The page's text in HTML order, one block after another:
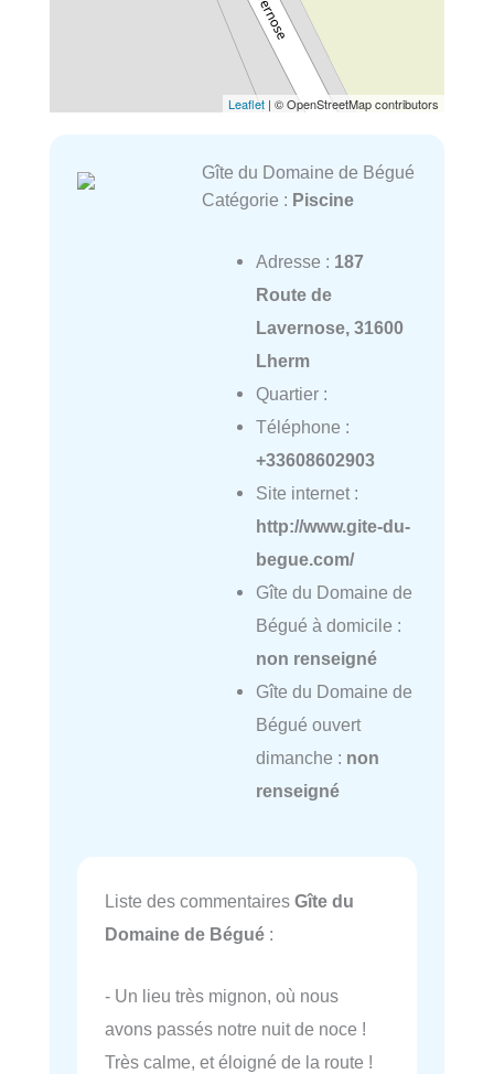
Leaflet | © OpenStreetMap contributors
Gîte du Domaine de Bégué
Catégorie : Piscine
Adresse : 187
Route de
Lavernose, 31600
Lherm
Quartier :
Téléphone :
+33608602903
Site internet :
http://www.gite-du-
begue.com/
Gîte du Domaine de
Bégué à domicile :
non renseigné
Gîte du Domaine de
Bégué ouvert
dimanche : non
renseigné
Liste des commentaires Gîte du
Domaine de Bégué :
- Un lieu très mignon, où nous
avons passés notre nuit de noce !
Très calme, et éloigné de la route !